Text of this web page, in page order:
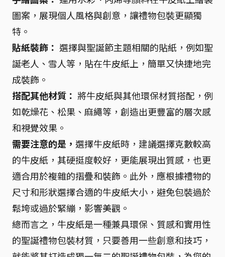
圖案，展現個人風格與創意，讓禮物包裝更顯獨
特。
貼紙裝飾： 選擇與聖誕節主題相關的貼紙，例如聖
誕老人、雪人等，貼在牛皮紙上，簡單又快捷地完
成裝飾。
搭配其他材質： 將牛皮紙與其他環保材質搭配，例
如乾燥花、松果、麻繩等，創造出更豐富的層次感
和視覺效果。
需要注意的是， 選擇牛皮紙時，建議選擇克數較高
的牛皮紙，其硬挺度較好，更能展現出質感，也更
適合用於複雜的摺疊和裝飾。此外，應根據禮物的
尺寸和形狀選擇合適的牛皮紙大小，避免包裝過於
鬆垮或過於緊繃，影響美觀。
總而言之，牛皮紙是一種兼具環保、質感和實用性
的聖誕禮物包裝材質，只要善用一些創意和技巧，